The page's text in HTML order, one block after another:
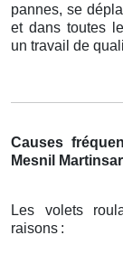
pannes, se
et dans toutes
un travail de
Causes
Mesnil
Les volets
raisons :